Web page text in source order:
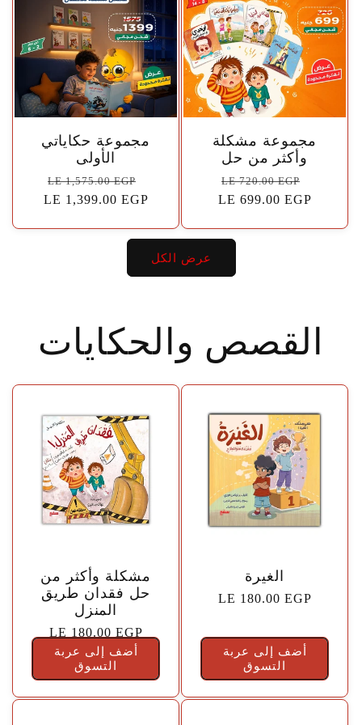
مجموعة حكاياتي
الأولى
السعر
الاعتيادي
LE 1,575.00 EGP
البيعLE 1,399.00 EGP
مجموعة مشكلة
وأكثر من حل
السعر
الاعتيادي
LE 720.00 EGP
البيعLE 699.00 EGP
عرض الكل
القصص والحكايات
🤍
مشكلة وأكثر من
حل فقدان طريق
المنزل
السعر
الاعتيادي
LE 180.00 EGP
أضف إلى عربة
التسوق
الغيرة
السعر
LE 180.00 EGP
أضف إلى عربة
التسوق